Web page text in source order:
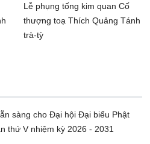
Lễ phụng tống kim quan Cố
thượng toạ Thích Quảng Tánh
trà-tỳ
sàng cho Đại hội Đại biểu Phật
thứ V nhiệm kỳ 2026 - 2031